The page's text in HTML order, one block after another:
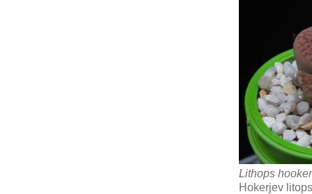
Lithops
Hokerjev litops